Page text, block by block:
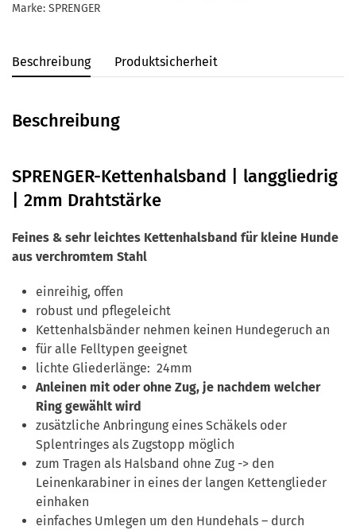
Marke: SPRENGER
Beschreibung Produktsicherheit
Beschreibung
SPRENGER-Kettenhalsband | langgliedrig
| 2mm Drahtstärke
Feines & sehr leichtes Kettenhalsband für kleine Hunde
aus verchromtem Stahl
einreihig, offen
robust und pflegeleicht
Kettenhalsbänder nehmen keinen Hundegeruch an
für alle Felltypen geeignet
lichte Gliederlänge: 24mm
Anleinen mit oder ohne Zug, je nachdem welcher
Ring gewählt wird
zusätzliche Anbringung eines Schäkels oder
Splentringes als Zugstopp möglich
zum Tragen als Halsband ohne Zug -> den
Leinenkarabiner in eines der langen Kettenglieder
einhaken
einfaches Umlegen um den Hundehals – durch